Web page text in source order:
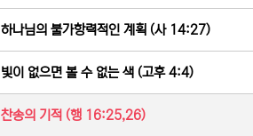
하나님의 불가항력적인 계획 (사 14:27)
빛이 없으면 볼 수 없는 색 (고후 4:4)
찬송의 기적 (행 16:25,26)